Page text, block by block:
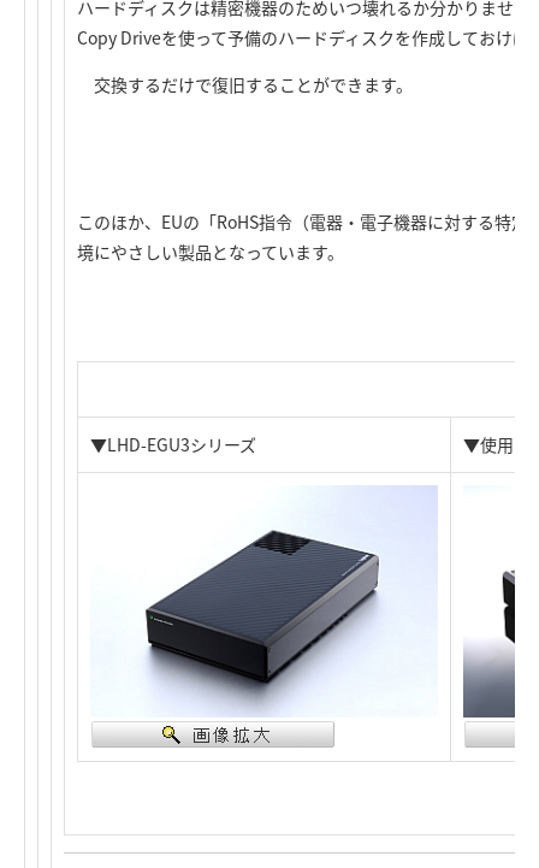
ハードディスクは精密機器のためいつ壊れるか分かりません
Copy Driveを使って予備のハードディスクを作成しておけば
交換するだけで復旧することができます。
このほか、EUの「RoHS指令（電器・電子機器に対する特
境にやさしい製品となっています。
▼LHD-EGU3シリーズ ▼使用イ